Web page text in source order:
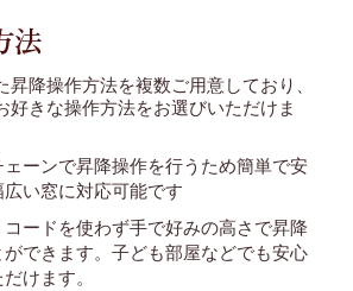
法
降操作方法を複数ご用意しており、
好きな操作方法をお選びいただけま
ーンで昇降操作を行うため簡単で安
い窓に対応可能です
ードを使わず手で好みの高さで昇降
ができます。子ども部屋などでも安心
けます。